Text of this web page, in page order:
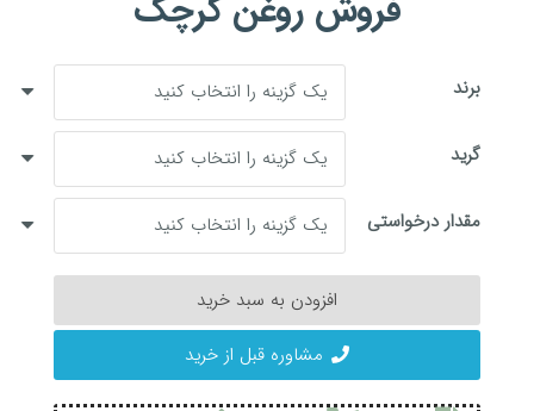
فروش روغن کرچک
برند
گرید
مقدار درخواستی
عدد
افزودن به سبد خرید
مشاوره قبل از خرید